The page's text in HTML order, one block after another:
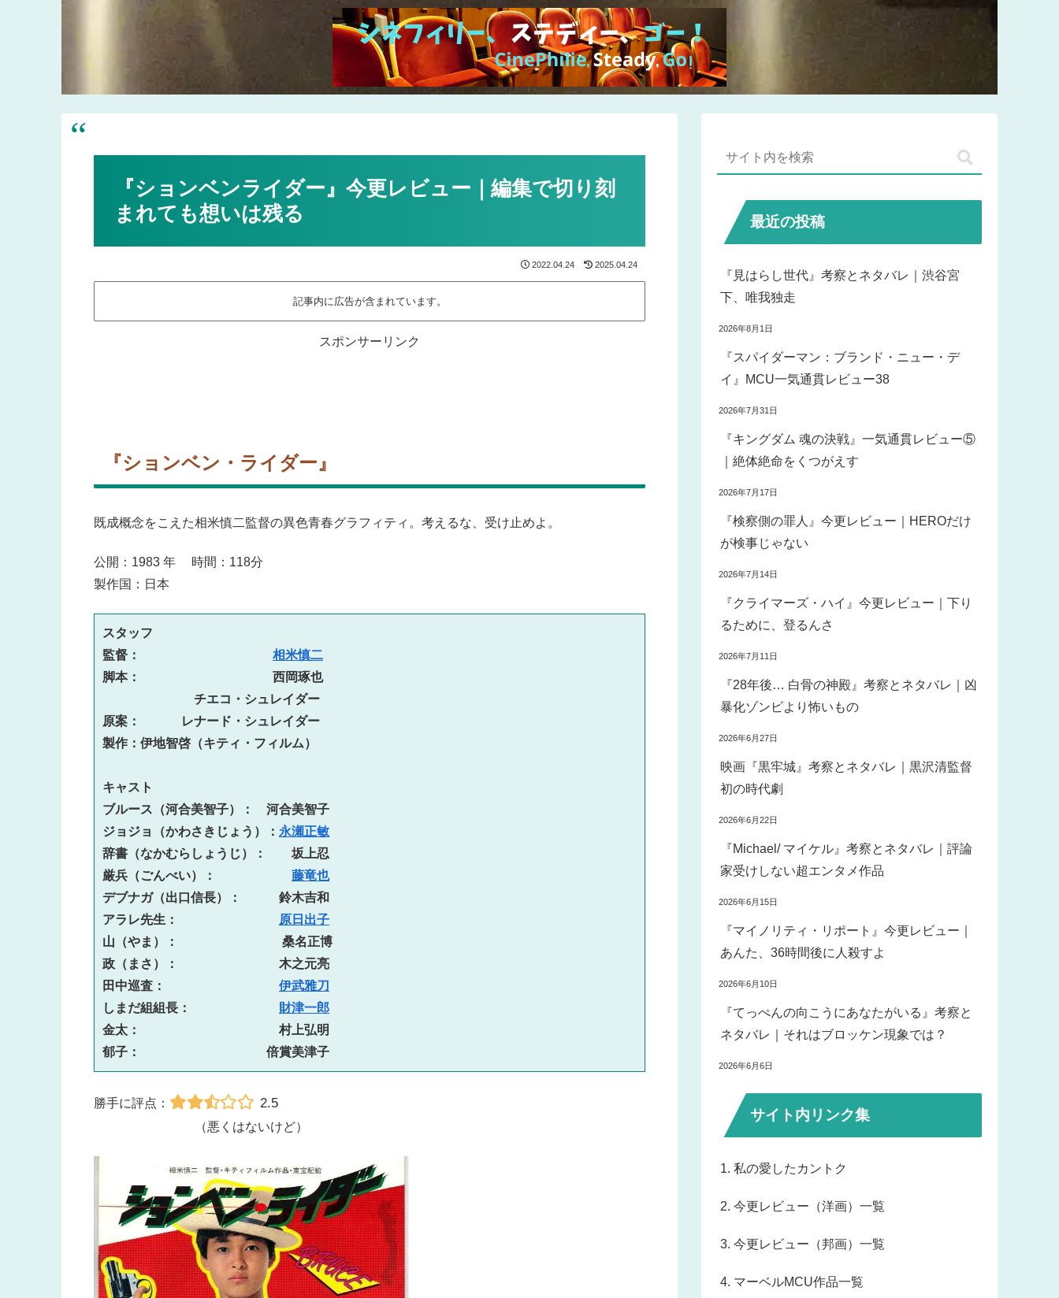
『ションベンライダー』今更レビュー｜編集で切り刻
まれても想いは残る
2022.04.24 2025.04.24
記事内に広告が含まれています。
スポンサーリンク
『ションベン・ライダー』
既成概念をこえた相米慎二監督の異色青春グラフィティ。考えるな、受け止めよ。
公開：1983 年 時間：118分
製作国：日本
スタッフ
監督： 相米慎二
脚本：　　　　　　　   　 西岡琢也
チエコ・シュレイダー
原案：　　  レナード・シュレイダー
製作：伊地智啓（キティ・フィルム）
キャスト
ブルース（河合美智子）：　河合美智子
ジョジョ（かわさきじょう）： 永瀬正敏
辞書（なかむらしょうじ）：　　坂上忍
厳兵（ごんべい）： 藤竜也
デブナガ（出口信長）：　　　鈴木吉和
アラレ先生：
原日出子
山（やま）： 　　　　　　 　桑名正博
政（まさ）：　　　　　　　　木之元亮
田中巡査： 伊武雅刀
しまだ組組長： 財津一郎
金太：　　　　　　　　　　　村上弘明
郁子：　　　　　　　　　　倍賞美津子
勝手に評点： 2.5
（悪くはないけど）
最近の投稿
『見はらし世代』考察とネタバレ｜渋谷宮
下、唯我独走
2026年8月1日
『スパイダーマン：ブランド・ニュー・デ
イ』MCU一気通貫レビュー38
2026年7月31日
『キングダム 魂の決戦』一気通貫レビュー⑤
｜絶体絶命をくつがえす
2026年7月17日
『検察側の罪人』今更レビュー｜HEROだけ
が検事じゃない
2026年7月14日
『クライマーズ・ハイ』今更レビュー｜下り
るために、登るんさ
2026年7月11日
『28年後… 白骨の神殿』考察とネタバレ｜凶
暴化ゾンビより怖いもの
2026年6月27日
映画『黒牢城』考察とネタバレ｜黒沢清監督
初の時代劇
2026年6月22日
『Michael/ マイケル』考察とネタバレ｜評論
家受けしない超エンタメ作品
2026年6月15日
『マイノリティ・リポート』今更レビュー｜
あんた、36時間後に人殺すよ
2026年6月10日
『てっぺんの向こうにあなたがいる』考察と
ネタバレ｜それはブロッケン現象では？
2026年6月6日
サイト内リンク集
1. 私の愛したカントク
2. 今更レビュー（洋画）一覧
3. 今更レビュー（邦画）一覧
4. マーベルMCU作品一覧